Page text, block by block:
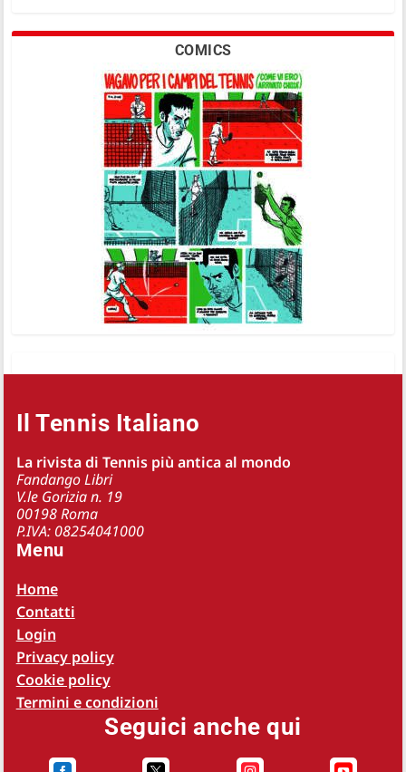
COMICS
Il Tennis Italiano
La rivista di Tennis più antica al mondo
Fandango Libri
V.le Gorizia n. 19
00198 Roma
P.IVA: 08254041000
Menu
Home
Contatti
Login
Privacy policy
Cookie policy
Termini e condizioni
Seguici anche qui